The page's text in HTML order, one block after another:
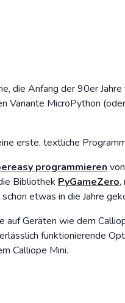
die Anfang der 90er Jahre
Variante MicroPython
erste, textliche
programmieren
Bibliothek PyGameZero,
etwas in die Jahre
auf Geräten wie dem
funktionierende
Calliope Mini.